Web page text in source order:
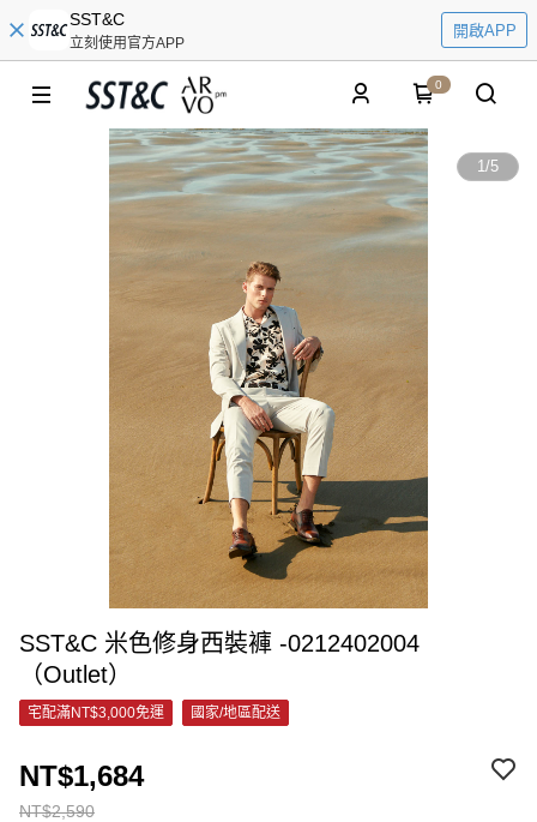
SST&C
立刻使用官方APP
開啟APP
0
1/5
SST&C 米色修身西裝褲 -0212402004
（Outlet）
宅配滿NT$3,000免運 國家/地區配送
NT$2,590
NT$1,684